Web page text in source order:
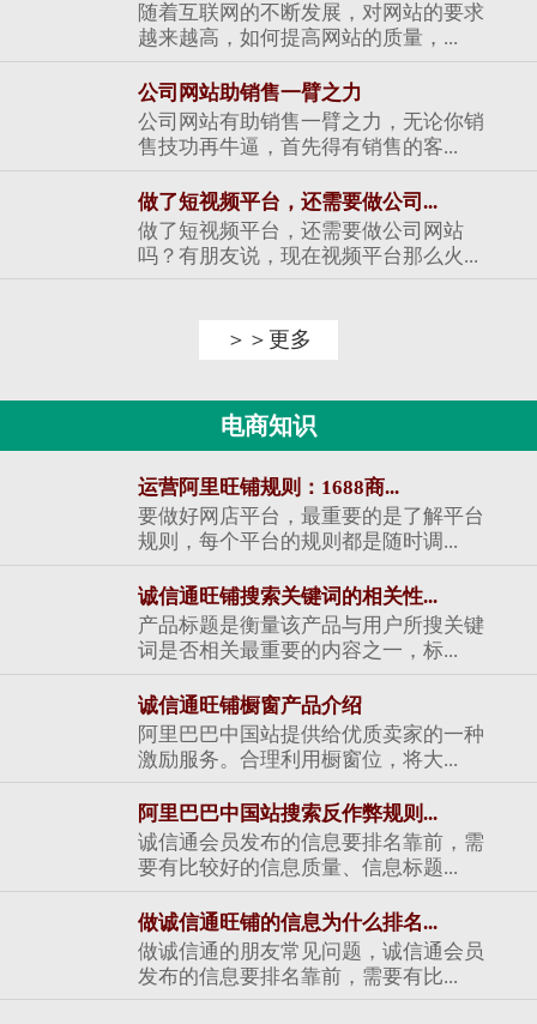
随着互联网的不断发展，对网站的要求
越来越高，如何提高网站的质量，...
公司网站助销售一臂之力
公司网站有助销售一臂之力，无论你销
售技功再牛逼，首先得有销售的客...
做了短视频平台，还需要做公司...
做了短视频平台，还需要做公司网站
吗？有朋友说，现在视频平台那么火...
＞＞更多
电商知识
运营阿里旺铺规则：1688商...
要做好网店平台，最重要的是了解平台
规则，每个平台的规则都是随时调...
诚信通旺铺搜索关键词的相关性...
产品标题是衡量该产品与用户所搜关键
词是否相关最重要的内容之一，标...
诚信通旺铺橱窗产品介绍
阿里巴巴中国站提供给优质卖家的一种
激励服务。合理利用橱窗位，将大...
阿里巴巴中国站搜索反作弊规则...
诚信通会员发布的信息要排名靠前，需
要有比较好的信息质量、信息标题...
做诚信通旺铺的信息为什么排名...
做诚信通的朋友常见问题，诚信通会员
发布的信息要排名靠前，需要有比...